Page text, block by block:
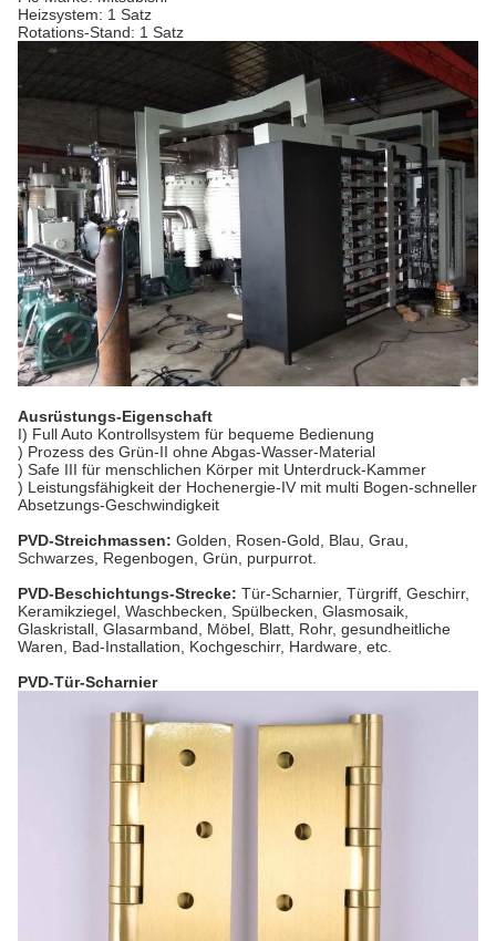
Heizsystem: 1 Satz
Rotations-Stand: 1 Satz
Ausrüstungs-Eigenschaft
I) Full Auto Kontrollsystem für bequeme Bedienung
) Prozess des Grün-II ohne Abgas-Wasser-Material
) Safe III für menschlichen Körper mit Unterdruck-Kammer
) Leistungsfähigkeit der Hochenergie-IV mit multi Bogen-schneller
Absetzungs-Geschwindigkeit
PVD-Streichmassen: Golden, Rosen-Gold, Blau, Grau,
Schwarzes, Regenbogen, Grün, purpurrot.
PVD-Beschichtungs-Strecke: Tür-Scharnier, Türgriff, Geschirr,
Keramikziegel, Waschbecken, Spülbecken, Glasmosaik,
Glaskristall, Glasarmband, Möbel, Blatt, Rohr, gesundheitliche
Waren, Bad-Installation, Kochgeschirr, Hardware, etc.
PVD-Tür-Scharnier